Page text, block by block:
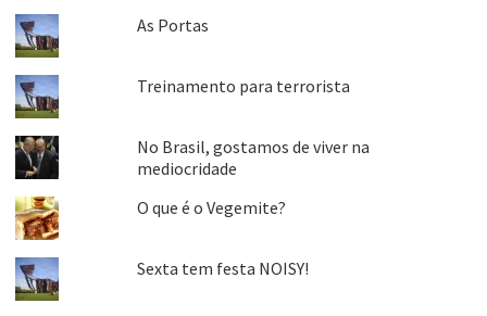
As Portas
Treinamento para terrorista
No Brasil, gostamos de viver na
mediocridade
O que é o Vegemite?
Sexta tem festa NOISY!